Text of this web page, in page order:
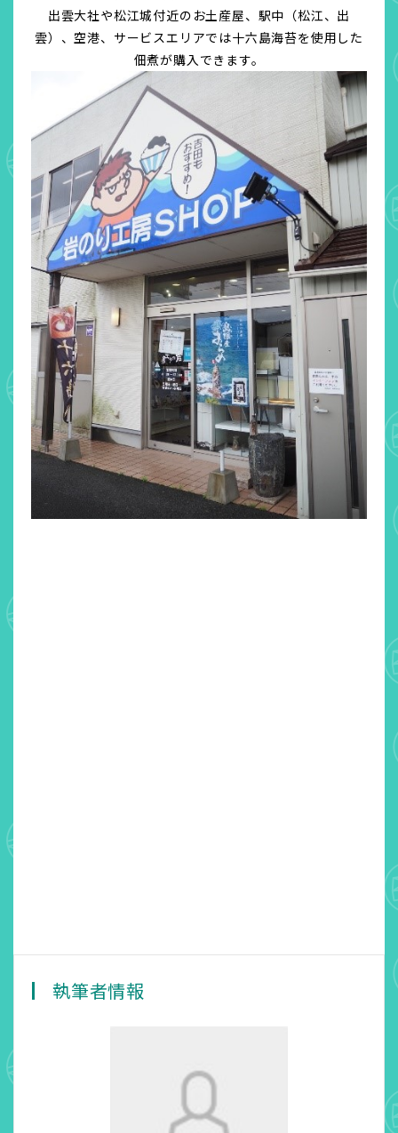
出雲大社や松江城付近のお土産屋、駅中（松江、出
雲）、空港、サービスエリアでは十六島海苔を使用した
佃煮が購入できます。
執筆者情報